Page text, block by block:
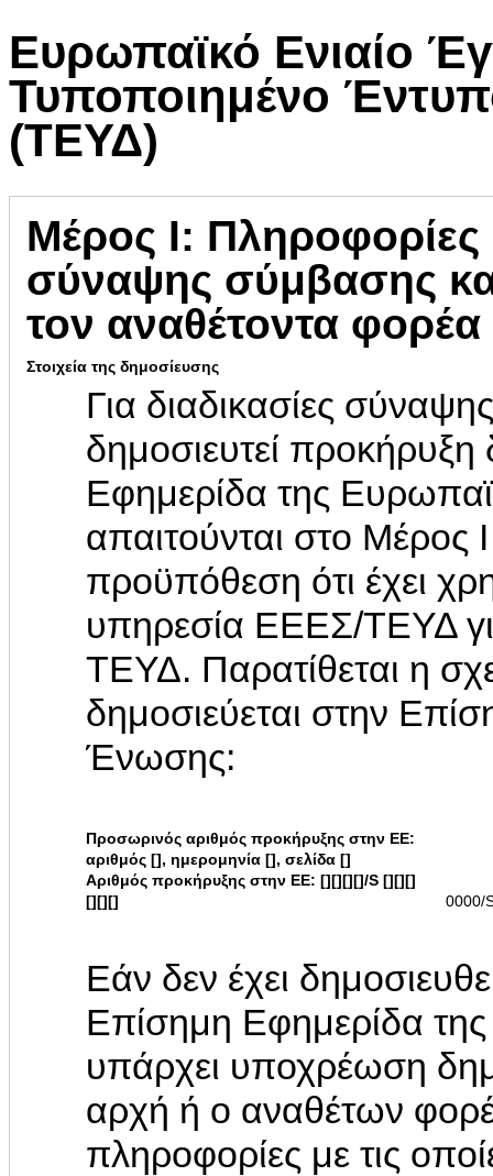
Ευρωπαϊκό Ενιαίο
Τυποποιημένο
(ΤΕΥΔ)
Μέρος Ι: Πληροφορίες
σύναψης σύμβασης
τον αναθέτοντα φορέα
Στοιχεία της δημοσίευσης
Για διαδικασίες
δημοσιευτεί
Εφημερίδα της
απαιτούνται στο Μέρος
προϋπόθεση ότι έχει
υπηρεσία ΕΕΕΣ/ΤΕΥΔ
ΤΕΥΔ. Παρατίθεται η
δημοσιεύεται στην
Ένωσης:
Προσωρινός αριθμός προκήρυξης στην ΕΕ:
αριθμός [], ημερομηνία [], σελίδα []
Αριθμός προκήρυξης στην ΕΕ: [][][][]/S [][][]
[][][]
0000/
Εάν δεν έχει
Επίσημη Εφημερίδα
υπάρχει υποχρέωση
αρχή ή ο αναθέτων
πληροφορίες με τις